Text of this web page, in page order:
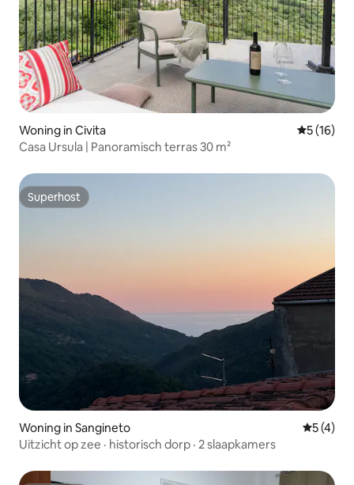
Woning in Civita
5 (16)
Casa Ursula | Panoramisch terras 30 m²
Superhost
Superhost
Woning in Sangineto
5 (4)
Uitzicht op zee · historisch dorp · 2 slaapkamers